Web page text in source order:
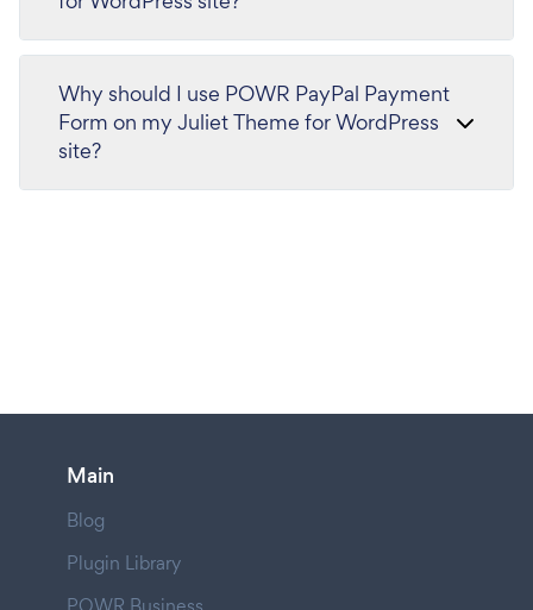
Why should I use POWR PayPal Payment
Form on my Juliet Theme for WordPress
site?
Main
Blog
Plugin Library